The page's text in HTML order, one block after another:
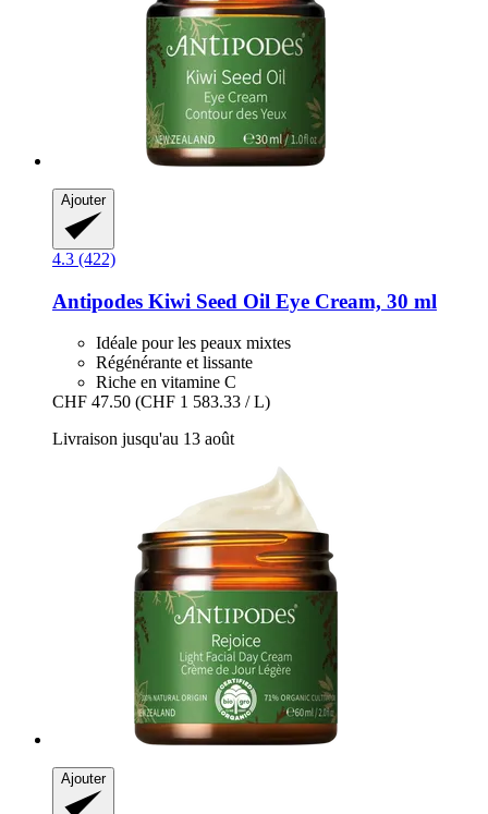
Ajouter
4.3 (422)
Antipodes Kiwi Seed Oil Eye Cream, 30 ml
Idéale pour les peaux mixtes
Régénérante et lissante
Riche en vitamine C
CHF 47.50 (CHF 1 583.33 / L)
Livraison jusqu'au 13 août
Ajouter